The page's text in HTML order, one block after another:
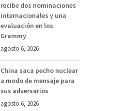
recibe dos nominaciones
internacionales y una
evaluación en los
Grammy
agosto 6, 2026
China saca pecho nuclear
a modo de mensaje para
sus adversarios
agosto 6, 2026